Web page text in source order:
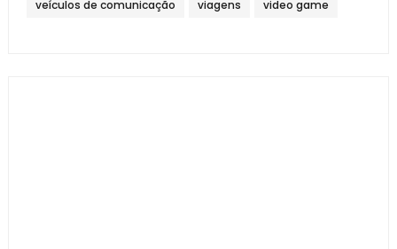
veículos de comunicação viagens video game